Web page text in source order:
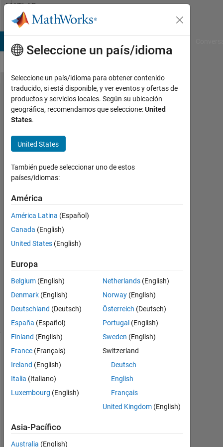
Saltar al contenido
MATLAB
Answers
Position
of two
with bar
Gebhardt
Abr.
2019
2
a las 12
Abr. 2019
15 Visualizaciones
(30 días)
H
Seleccione un país/idioma
Seleccione un país/idioma para obtener contenido
traducido, si está disponible, y ver eventos y ofertas de
productos y servicios locales. Según su ubicación
geográfica, recomendamos que seleccione:United
States.
United States
También puede seleccionar uno de estos
países/idiomas:
América
América Latina (Español)
Canada (English)
United States (English)
Europa
Belgium (English)
Denmark (English)
Deutschland (Deutsch)
España (Español)
Finland (English)
France (Français)
Ireland (English)
Italia (Italiano)
Luxembourg (English)
Netherlands(English)
Norway(English)
Österreich (Deutsch)
Portugal (English)
Sweden (English)
Switzerland
Deutsch
English
Français
United Kingdom(English)
Asia-Pacífico
Australia (English)